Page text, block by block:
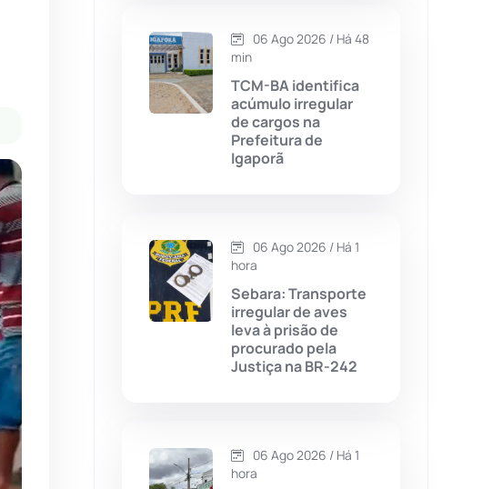
Caturama
Chapada Diamantina (430)
Cordeiros
Dom Basílio (391)
(1235)
Érico Cardoso
06 Ago 2026 / Há 48
min
TCM-BA identifica
acúmulo irregular
de cargos na
Prefeitura de
Igaporã
06 Ago 2026 / Há 1
hora
Sebara: Transporte
irregular de aves
leva à prisão de
procurado pela
Justiça na BR-242
06 Ago 2026 / Há 1
hora